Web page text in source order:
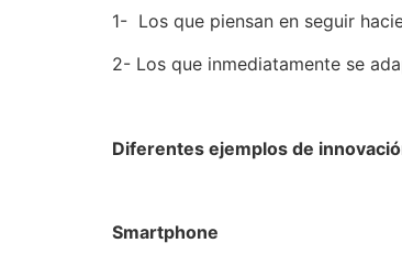
1- Los que piensan en seguir
2- Los que inmediatamente se
Diferentes ejemplos de
Smartphone